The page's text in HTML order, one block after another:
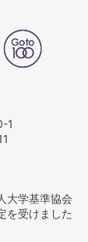
1
大学基準協会
を受けました